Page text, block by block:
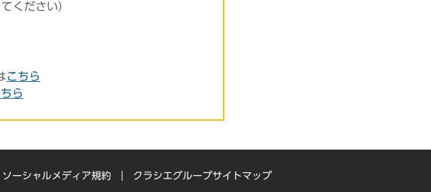
ください）
こちら
ら
ソーシャルメディア規約 クラシエグループサイトマップ